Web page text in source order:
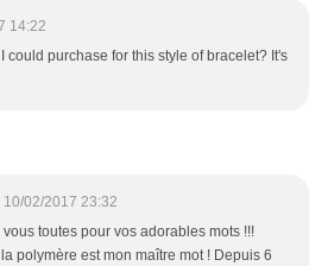
14:22
could purchase for this style of bracelet? It's
10/02/2017 23:32
toutes pour vos adorables mots !!!
polymère est mon maître mot ! Depuis 6